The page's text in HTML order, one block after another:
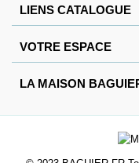
LIENS CATALOGUE
VOTRE ESPACE
LA MAISON